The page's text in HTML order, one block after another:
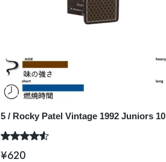
5 / Rocky Patel Vintage 1992 Juniors 10
¥620